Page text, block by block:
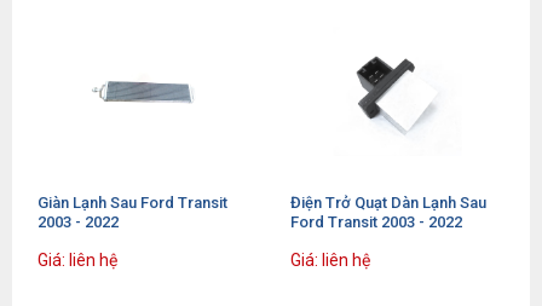
Giàn Lạnh Sau Ford Transit
2003 - 2022
Giá: liên hệ
Điện Trở Quạt Dàn Lạnh Sau
Ford Transit 2003 - 2022
Giá: liên hệ